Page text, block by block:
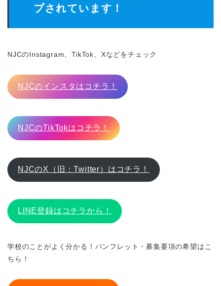
プされています！
NJCのInstagram、TikTok、Xなどをチェック
NJCのインスタはコチラ！
NJCのTikTokはコチラ！
NJCのX（旧：Twitter）はコチラ！
LINE登録はコチラから！
学校のことがよく分かる！パンフレット・募集要項の希望はこ
ちら！